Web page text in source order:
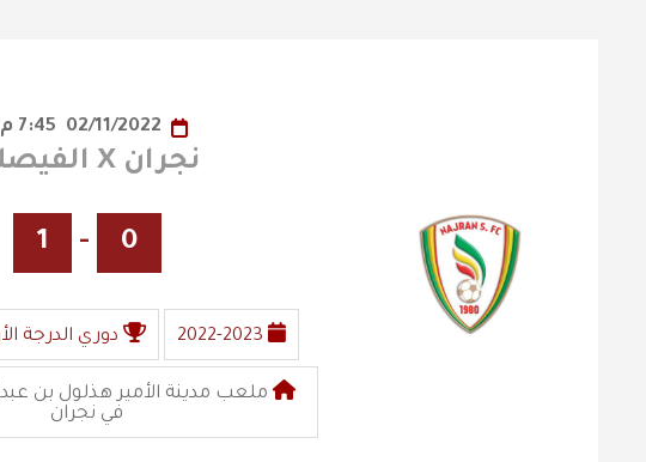
نجران X الفيصلي
0
-
1
2022-2023 دوري الدرجة
ملعب مدينة الأمير هذلول بن
في نجران